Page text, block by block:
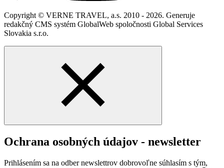
Copyright © VERNE TRAVEL, a.s. 2010 - 2026. Generuje
redakčný CMS systém GlobalWeb spoločnosti Global Services
Slovakia s.r.o.
Ochrana osobných údajov - newsletter
Prihlásením sa na odber newslettrov dobrovoľne súhlasím s tým,